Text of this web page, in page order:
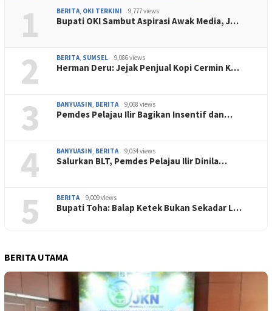
1 BERITA, OKI TERKINI 9,777 views
Bupati OKI Sambut Aspirasi Awak Media, J…
2 BERITA, SUMSEL 9,086 views
Herman Deru: Jejak Penjual Kopi Cermin K…
3 BANYUASIN, BERITA 9,068 views
Pemdes Pelajau Ilir Bagikan Insentif dan…
4 BANYUASIN, BERITA 9,034 views
Salurkan BLT, Pemdes Pelajau Ilir Dinila…
5 BERITA 9,009 views
Bupati Toha: Balap Ketek Bukan Sekadar L…
BERITA UTAMA